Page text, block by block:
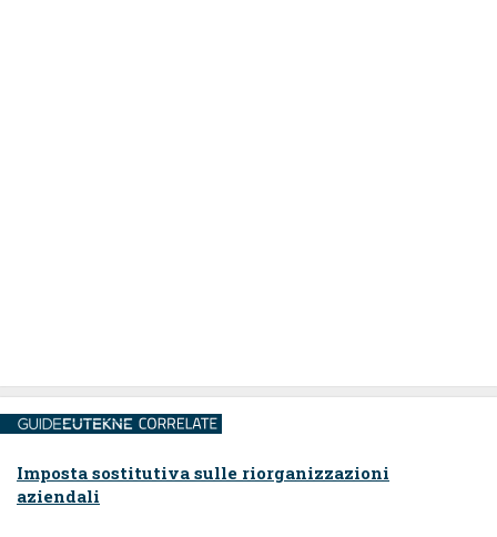
Imposta sostitutiva sulle riorganizzazioni
aziendali